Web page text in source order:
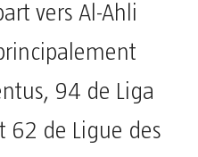
vers Al-Ahli
94 de Liga
62 de Ligue des